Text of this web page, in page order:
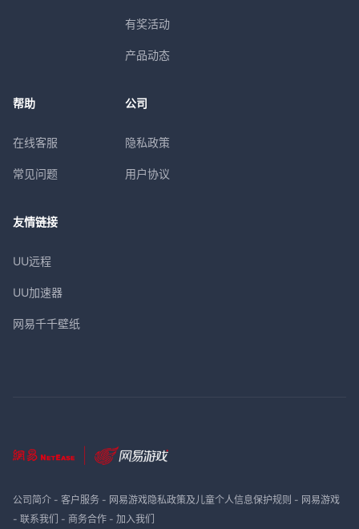
有奖活动
产品动态
帮助
在线客服
常见问题
公司
隐私政策
用户协议
友情链接
UU远程
UU加速器
网易千千壁纸
公司简介- 客户服务- 网易游戏隐私政策及儿童个人信息保护规则 - 网易游戏
- 联系我们 - 商务合作- 加入我们